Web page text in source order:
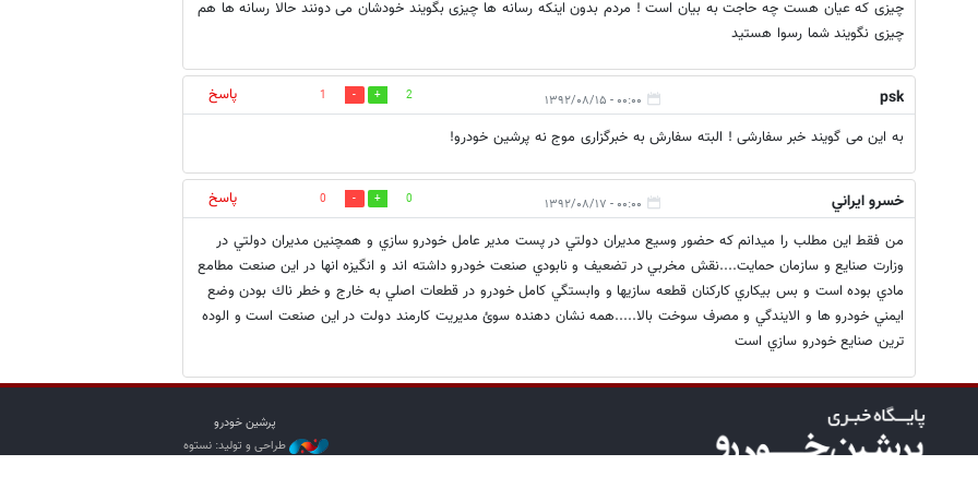
چیزی که عیان هست چه حاجت به بیان است ! مردم بدون اینکه رسانه ها چیزی بگویند خودشان می دونند حالا رسانه ها هم
چیزی نگویند شما رسوا هستید
psk ۰۰:۰۰ - ۱۳۹۲/۰۸/۱۵ 2
1
پاسخ
به این می گویند خبر سفارشی ! البته سفارش به خبرگزاری موج نه پرشین خودرو!
خسرو ايراني ۰۰:۰۰ - ۱۳۹۲/۰۸/۱۷ 0
0
پاسخ
من فقط اين مطلب را ميدانم كه حضور وسيع مديران دولتي در پست مدير عامل خودرو سازي و همچنين مديران دولتي در
وزارت صنايع و سازمان حمايت....نقش مخربي در تضعيف و نابودي صنعت خودرو داشته اند و انگيزه انها در اين صنعت مطامع
مادي بوده است و بس بيكاري كاركنان قطعه سازيها و وابستگي كامل خودرو در قطعات اصلي به خارج و خطر ناك بودن وضع
ايمني خودرو ها و الايندگي و مصرف سوخت بالا.....همه نشان دهنده سوئ مديريت كارمند دولت در اين صنعت است و الوده
ترين صنايع خودرو سازي است
پرشین خودرو
طراحی و تولید: نستوه